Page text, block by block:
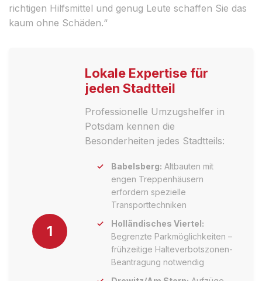
richtigen Hilfsmittel und genug Leute schaffen Sie das
kaum ohne Schäden.“
1
Lokale Expertise für
jeden Stadtteil
Professionelle Umzugshelfer in
Potsdam kennen die
Besonderheiten jedes Stadtteils:
Babelsberg: Altbauten mit
engen Treppenhäusern
erfordern spezielle
Transporttechniken
Holländisches Viertel:
Begrenzte Parkmöglichkeiten –
frühzeitige Halteverbotszonen-
Beantragung notwendig